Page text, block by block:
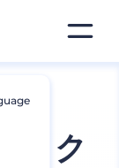
ック